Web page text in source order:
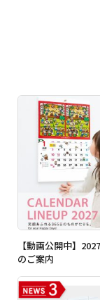
【動画公開中】
のご案内